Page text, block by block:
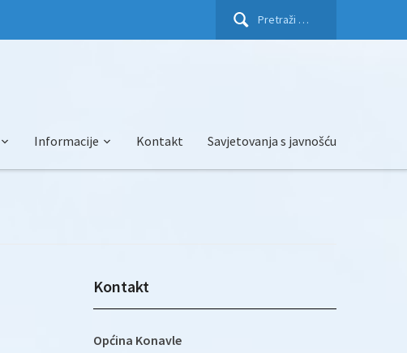
Pretraži:
Informacije Kontakt Savjetovanja s javnošću
Kontakt
Općina Konavle